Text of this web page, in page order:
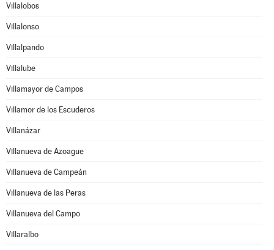
Villalobos
Villalonso
Villalpando
Villalube
Villamayor de Campos
Villamor de los Escuderos
Villanázar
Villanueva de Azoague
Villanueva de Campeán
Villanueva de las Peras
Villanueva del Campo
Villaralbo